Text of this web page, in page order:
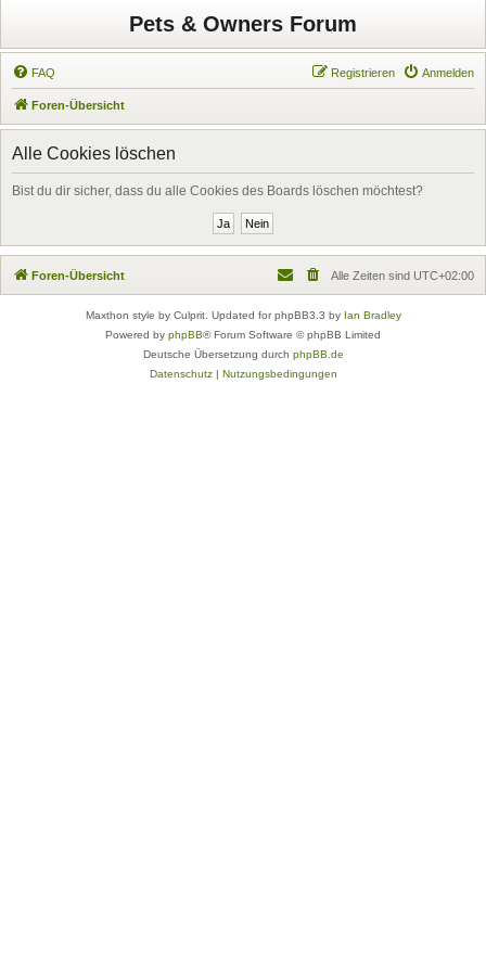
Pets & Owners Forum
FAQ Anmelden
Registrieren
Foren-Übersicht
Alle Cookies löschen
Bist du dir sicher, dass du alle Cookies des Boards löschen möchtest?
Foren-Übersicht Alle Zeiten sind UTC+02:00
Maxthon style by Culprit. Updated for phpBB3.3 by Ian Bradley
Powered by phpBB® Forum Software © phpBB Limited
Deutsche Übersetzung durch phpBB.de
Datenschutz| Nutzungsbedingungen